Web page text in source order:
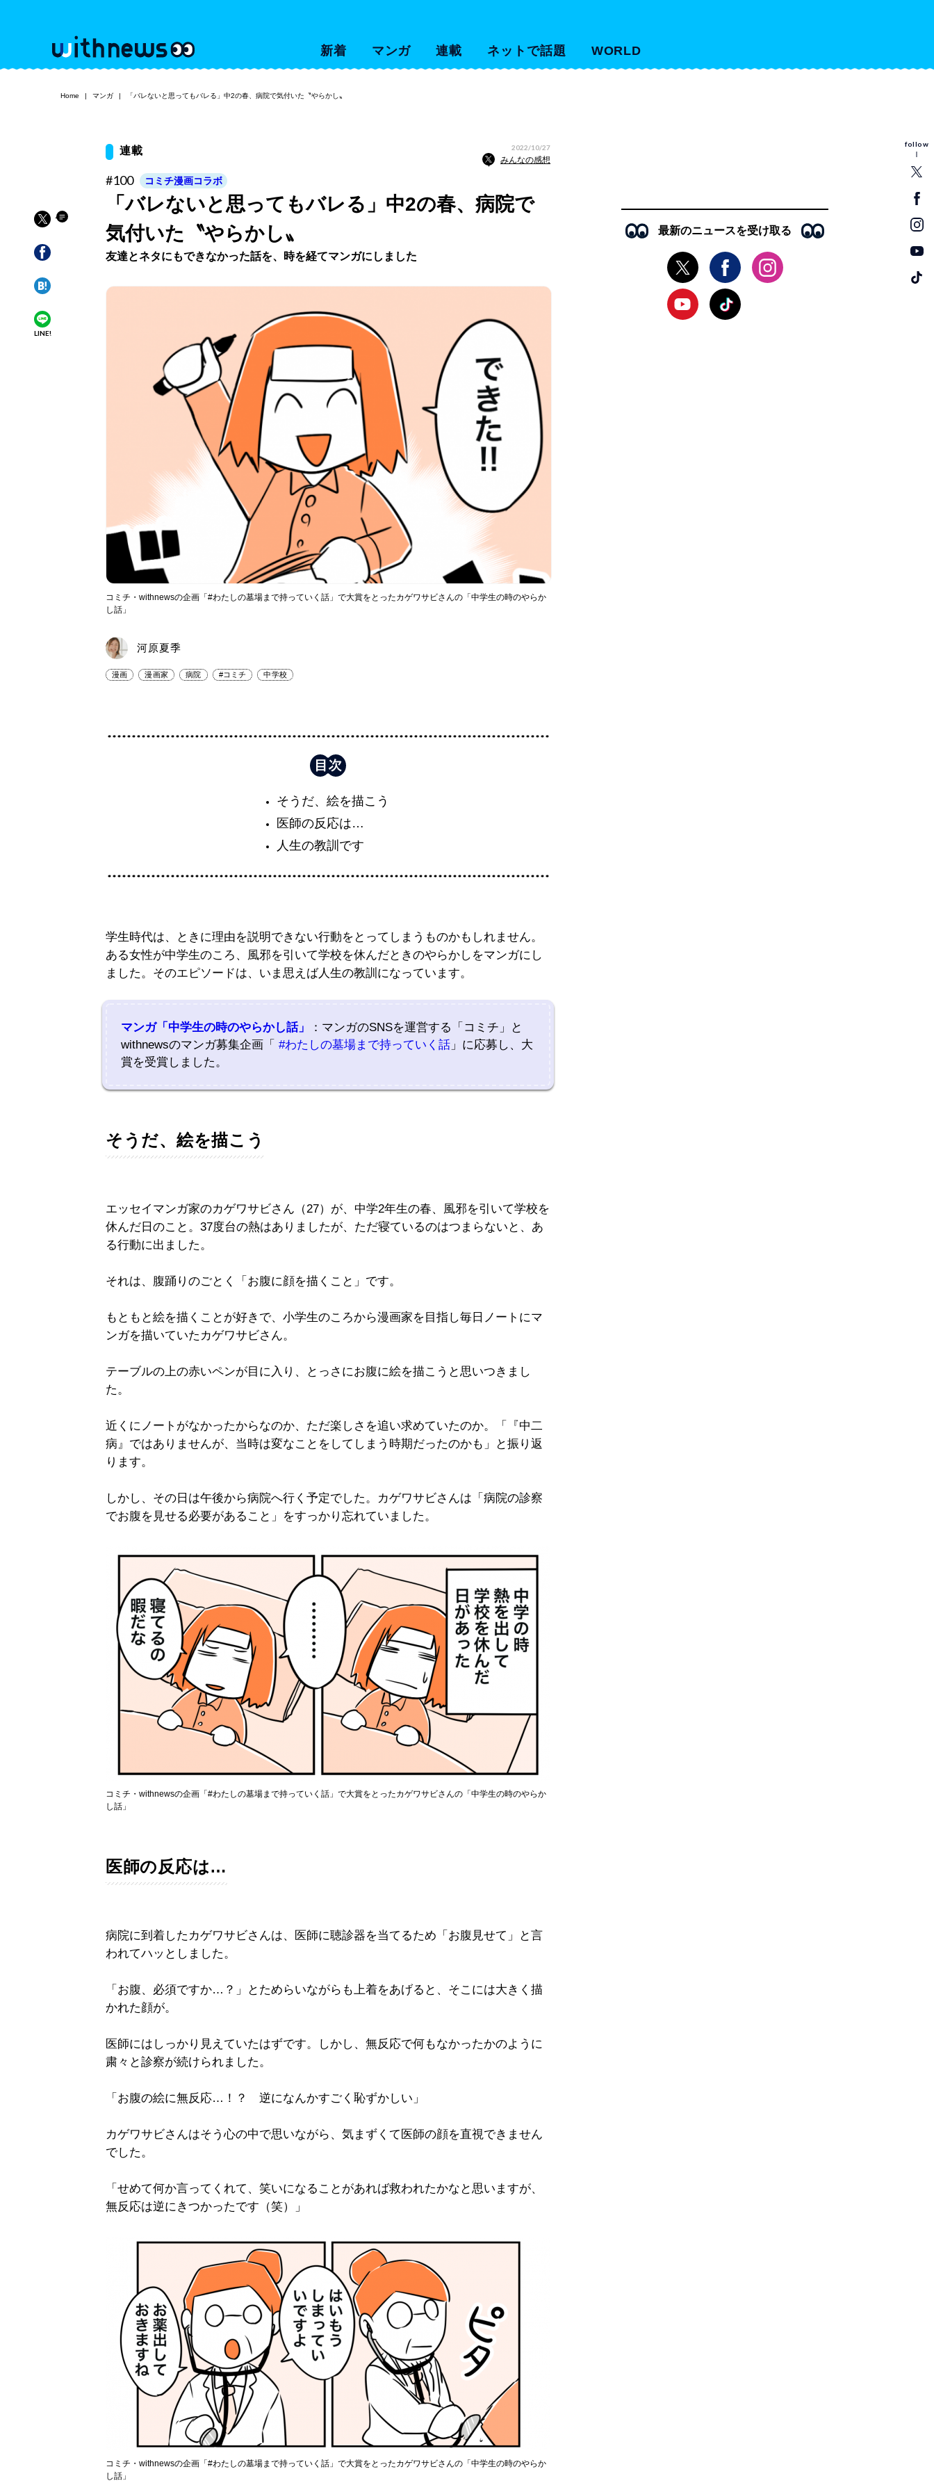
新着 マンガ 連載 ネットで話題 WORLD
follow
Home マンガ 「バレないと思ってもバレる」中2の春、病院で気付いた〝やらかし〟
LINE!
連載 2022/10/27
みんなの感想
#100 コミチ漫画コラボ
「バレないと思ってもバレる」中2の春、病院で
気付いた〝やらかし〟
友達とネタにもできなかった話を、時を経てマンガにしました
コミチ・withnewsの企画「#わたしの墓場まで持っていく話」で大賞をとったカゲワサビさんの「中学生の時のやらか
し話」
河原夏季
漫画 漫画家 病院 #コミチ 中学校
そうだ、絵を描こう
医師の反応は…
人生の教訓です
学生時代は、ときに理由を説明できない行動をとってしまうものかもしれません。
ある女性が中学生のころ、風邪を引いて学校を休んだときのやらかしをマンガにし
ました。そのエピソードは、いま思えば人生の教訓になっています。
マンガ「中学生の時のやらかし話」
：マンガのSNSを運営する「コミチ」と
withnewsのマンガ募集企画「 #わたしの墓場まで持っていく話 」に応募し、大
賞を受賞しました。
そうだ、絵を描こう
エッセイマンガ家のカゲワサビさん（27）が、中学2年生の春、風邪を引いて学校を
休んだ日のこと。37度台の熱はありましたが、ただ寝ているのはつまらないと、あ
る行動に出ました。
それは、腹踊りのごとく「お腹に顔を描くこと」です。
もともと絵を描くことが好きで、小学生のころから漫画家を目指し毎日ノートにマ
ンガを描いていたカゲワサビさん。
テーブルの上の赤いペンが目に入り、とっさにお腹に絵を描こうと思いつきまし
た。
近くにノートがなかったからなのか、ただ楽しさを追い求めていたのか。「『中二
病』ではありませんが、当時は変なことをしてしまう時期だったのかも」と振り返
ります。
しかし、その日は午後から病院へ行く予定でした。カゲワサビさんは「病院の診察
でお腹を見せる必要があること」をすっかり忘れていました。
コミチ・withnewsの企画「#わたしの墓場まで持っていく話」で大賞をとったカゲワサビさんの「中学生の時のやらか
し話」
医師の反応は…
病院に到着したカゲワサビさんは、医師に聴診器を当てるため「お腹見せて」と言
われてハッとしました。
「お腹、必須ですか…？」とためらいながらも上着をあげると、そこには大きく描
かれた顔が。
医師にはしっかり見えていたはずです。しかし、無反応で何もなかったかのように
粛々と診察が続けられました。
「お腹の絵に無反応…！？ 逆になんかすごく恥ずかしい」
カゲワサビさんはそう心の中で思いながら、気まずくて医師の顔を直視できません
でした。
「せめて何か言ってくれて、笑いになることがあれば救われたかなと思いますが、
無反応は逆にきつかったです（笑）」
コミチ・withnewsの企画「#わたしの墓場まで持っていく話」で大賞をとったカゲワサビさんの「中学生の時のやらか
し話」
最新のニュースを受け取る